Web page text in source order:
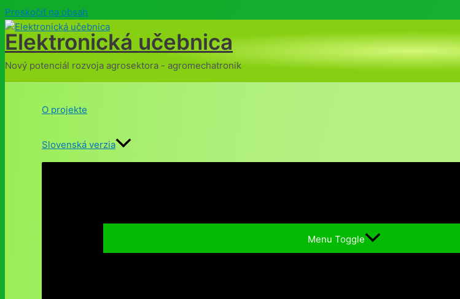
Preskočiť na obsah
Elektronická učebnica
Nový potenciál rozvoja agrosektora - agromechatronik
O projekte
Slovenská verzia
Menu Toggle